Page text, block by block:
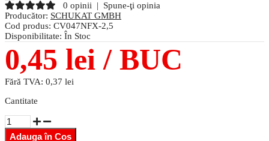
0 opinii | Spune-ţi opinia
Producător: SCHUKAT GMBH
Cod produs: CV047NFX-2,5
Disponibilitate: În Stoc
0,45 lei / BUC
Fără TVA: 0,37 lei
Cantitate